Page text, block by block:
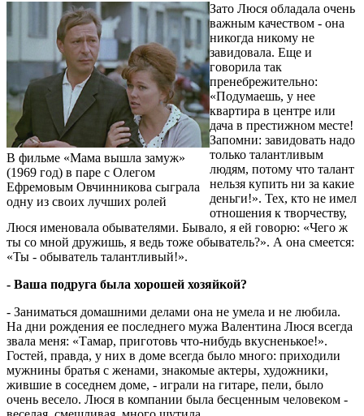
В фильме «Мама вышла замуж»
(1969 год) в паре с Олегом
Ефремовым Овчинникова сыграла
одну из своих лучших ролей
Зато Люся обладала очень
важным качеством - она
никогда никому не
завидовала. Еще и
говорила так
пренебрежительно:
«Подумаешь, у нее
квартира в центре или
дача в престижном месте!
Запомни: завидовать надо
только талантливым
людям, потому что талант
нельзя купить ни за какие
деньги!». Тех, кто не имел
отношения к творчеству,
Люся именовала обывателями. Бывало, я ей говорю: «Чего ж
ты со мной дружишь, я ведь тоже обыватель?». А она смеется:
«Ты - обыватель талантливый!».
- Ваша подруга была хорошей хозяйкой?
- Заниматься домашними делами она не умела и не любила.
На дни рождения ее последнего мужа Валентина Люся всегда
звала меня: «Тамар, приготовь что-нибудь вкусненькое!».
Гостей, правда, у них в доме всегда было много: приходили
мужнины братья с женами, знакомые актеры, художники,
жившие в соседнем доме, - играли на гитаре, пели, было
очень весело. Люся в компании была бесценным человеком -